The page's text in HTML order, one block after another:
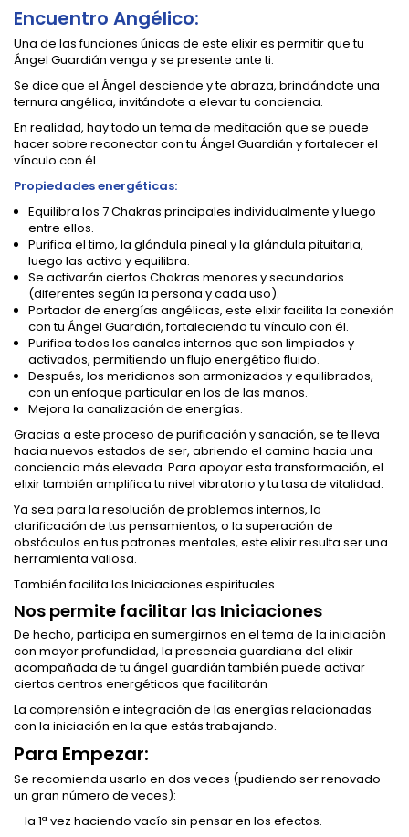
Encuentro Angélico:
Una de las funciones únicas de este elixir es permitir que tu
Ángel Guardián venga y se presente ante ti.
Se dice que el Ángel desciende y te abraza, brindándote una
ternura angélica, invitándote a elevar tu conciencia.
En realidad, hay todo un tema de meditación que se puede
hacer sobre reconectar con tu Ángel Guardián y fortalecer el
vínculo con él.
Propiedades energéticas:
Equilibra los 7 Chakras principales individualmente y luego
entre ellos.
Purifica el timo, la glándula pineal y la glándula pituitaria,
luego las activa y equilibra.
Se activarán ciertos Chakras menores y secundarios
(diferentes según la persona y cada uso).
Portador de energías angélicas, este elixir facilita la conexión
con tu Ángel Guardián, fortaleciendo tu vínculo con él.
Purifica todos los canales internos que son limpiados y
activados, permitiendo un flujo energético fluido.
Después, los meridianos son armonizados y equilibrados,
con un enfoque particular en los de las manos.
Mejora la canalización de energías.
Gracias a este proceso de purificación y sanación, se te lleva
hacia nuevos estados de ser, abriendo el camino hacia una
conciencia más elevada. Para apoyar esta transformación, el
elixir también amplifica tu nivel vibratorio y tu tasa de vitalidad.
Ya sea para la resolución de problemas internos, la
clarificación de tus pensamientos, o la superación de
obstáculos en tus patrones mentales, este elixir resulta ser una
herramienta valiosa.
También facilita las Iniciaciones espirituales...
Nos permite facilitar las Iniciaciones
De hecho, participa en sumergirnos en el tema de la iniciación
con mayor profundidad, la presencia guardiana del elixir
acompañada de tu ángel guardián también puede activar
ciertos centros energéticos que facilitarán
La comprensión e integración de las energías relacionadas
con la iniciación en la que estás trabajando.
Para Empezar:
Se recomienda usarlo en dos veces (pudiendo ser renovado
un gran número de veces):
– la 1ª vez haciendo vacío sin pensar en los efectos.